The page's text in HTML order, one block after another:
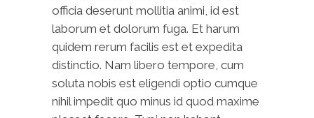
officia deserunt mollitia animi, id est
laborum et dolorum fuga. Et harum
quidem rerum facilis est et expedita
distinctio. Nam libero tempore, cum
soluta nobis est eligendi optio cumque
nihil impedit quo minus id quod maxime